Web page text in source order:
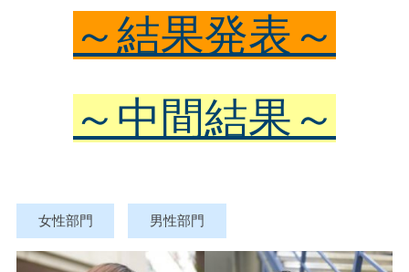
～結果発表～
～中間結果～
女性部門 男性部門